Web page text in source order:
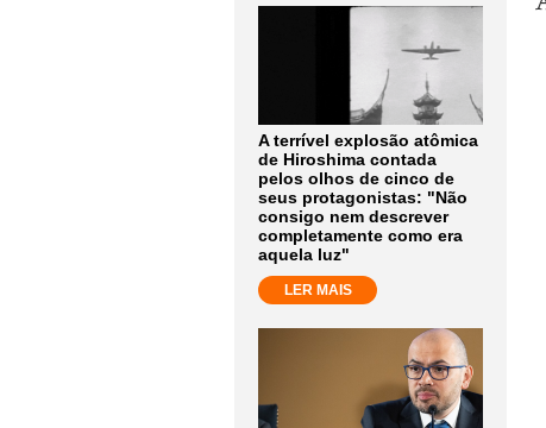
A terrível explosão atômica
de Hiroshima contada
pelos olhos de cinco de
seus protagonistas: "Não
consigo nem descrever
completamente como era
aquela luz"
LER MAIS